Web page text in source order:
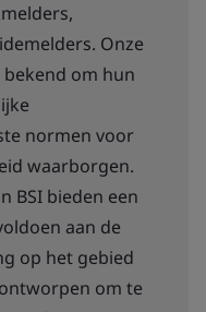
Onze
om hun
normen voor
waarborgen.
BSI bieden een
aan de
op het gebied
om te